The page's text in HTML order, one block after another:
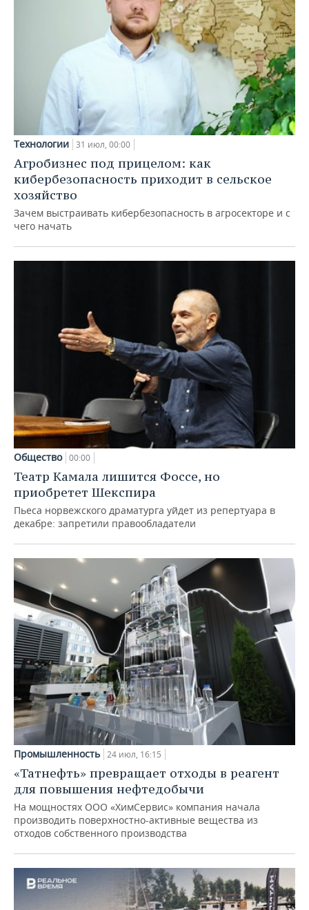
Технологии 31 июл, 00:00
Агробизнес под прицелом: как
кибербезопасность приходит в сельское
хозяйство
Зачем выстраивать кибербезопасность в агросекторе и с
чего начать
Общество 00:00
Театр Камала лишится Фоссе, но
приобретет Шекспира
Пьеса норвежского драматурга уйдет из репертуара в
декабре: запретили правообладатели
Промышленность 24 июл, 16:15
«Татнефть» превращает отходы в реагент
для повышения нефтедобычи
На мощностях ООО «ХимСервис» компания начала
производить поверхностно-активные вещества из
отходов собственного производства